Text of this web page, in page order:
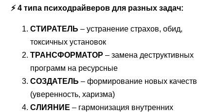
⚡ 4 типа психодрайверов для разных задач:
СТИРАТЕЛЬ – устранение страхов, обид,
токсичных установок
ТРАНСФОРМАТОР – замена деструктивных
программ на ресурсные
СОЗДАТЕЛЬ – формирование новых качеств
(уверенность, харизма)
СЛИЯНИЕ – гармонизация внутренних